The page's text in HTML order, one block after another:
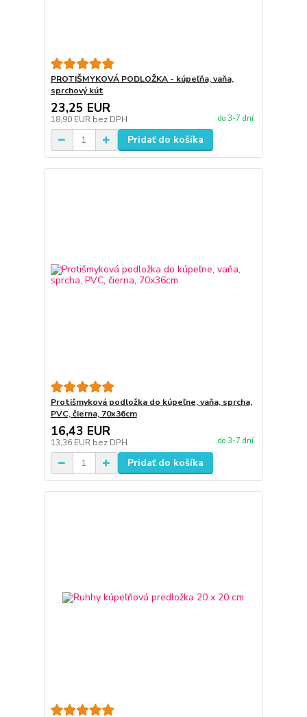
PROTIŠMYKOVÁ PODLOŽKA - kúpeľňa, vaňa,
sprchový kút
23,25 EUR
18,90 EUR bez DPH do 3-7 dní
Pridať do košíka
Protišmyková podložka do kúpeľne, vaňa, sprcha,
PVC, čierna, 70x36cm
16,43 EUR
13,36 EUR bez DPH do 3-7 dní
Pridať do košíka